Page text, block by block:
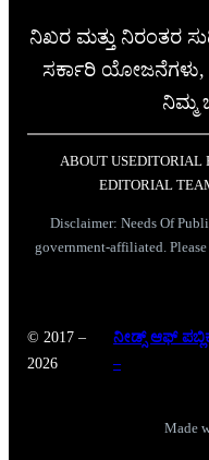
ನಿಖರ ಮತ್ತು ನಿರಂತರ
ಸರ್ಕಾರಿ ಯೋಜನೆಗಳು,
ನಿಮ್ಮ
ABOUT USEDITORIAL
EDITORIAL
Disclaimer: Needs Of
government-affiliated.
© 2017 –
2026
ನೀಡ್ಸ್ ಆಫ್
–
Made